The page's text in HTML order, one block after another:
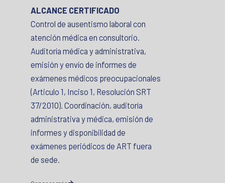
ALCANCE CERTIFICADO
Control de ausentismo laboral con
atención médica en consultorio.
Auditoría médica y administrativa,
emisión y envío de informes de
exámenes médicos preocupacionales
(Articulo 1, Inciso 1, Resolución SRT
37/2010). Coordinación, auditoría
administrativa y médica, emisión de
informes y disponibilidad de
exámenes periódicos de ART fuera
de sede.